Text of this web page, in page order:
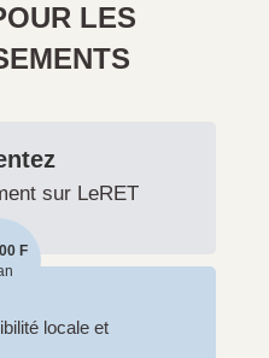
LES
sur LeRET
F
locale et